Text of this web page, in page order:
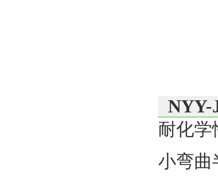
NYY-
耐化学
小弯曲